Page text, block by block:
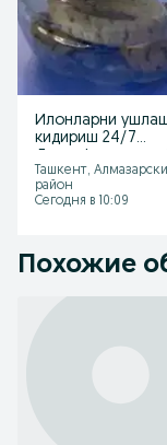
Илонларни
кидириш 24/7
Ташкент,
район
Сегодня в 10:09
Похожие